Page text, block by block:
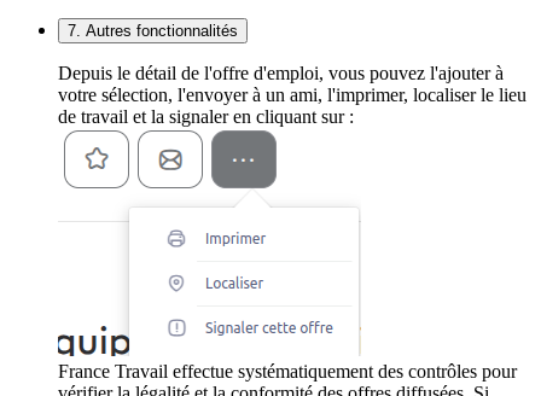
7. Autres fonctionnalités
Depuis le détail de l'offre d'emploi, vous pouvez l'ajouter à
votre sélection, l'envoyer à un ami, l'imprimer, localiser le lieu
de travail et la signaler en cliquant sur :
France Travail effectue systématiquement des contrôles pour